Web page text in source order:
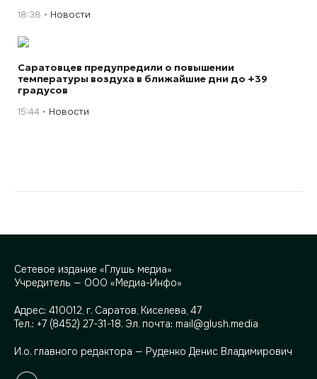
18:38 Новости
Саратовцев предупредили о повышении
температуры воздуха в ближайшие дни до +39
градусов
15:44 Новости
Сетевое издание «Глушь медиа»
Учредитель — ООО «Медиа-Инфо»
Адрес: 410012, г. Саратов, Киселева, 47
Тел.: +7 (8452) 27-31-18. Эл. почта: mail@glush.media
И.о. главного редактора — Руденко Денис Владимирович